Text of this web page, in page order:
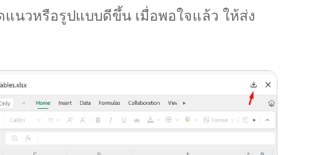
แนวหรือรูปแบบดีขึ้น เมื่อพอใจแล้ว ให้ส่ง